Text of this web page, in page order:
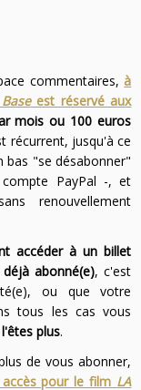
commentaires,à
est réservé aux
mois ou 100 euros
récurrent, jusqu'à ce
bas "se désabonner"
PayPal -, et
renouvellement
accéder à un billet
abonné(e), c'est
ou que votre
tous les cas vous
plus.
de vous abonner,
pour le film LA